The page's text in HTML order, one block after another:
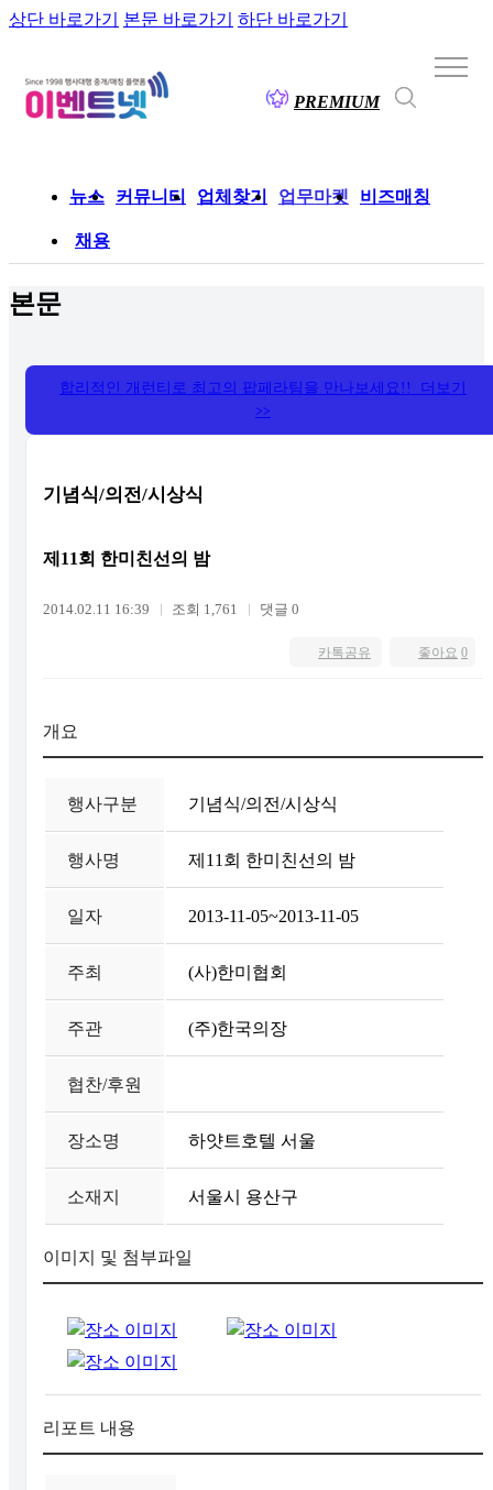
상단 바로가기 본문 바로가기 하단 바로가기
PREMIUM
뉴스 커뮤니티 업체찾기 업무마켓 비즈매칭
채용
본문
합리적인 개런티로 최고의 팝페라팀을 만나보세요!! 더보기
>>
기념식/의전/시상식
제11회 한미친선의 밤
2014.02.11 16:39 조회 1,761 댓글 0
좋아요 0
카톡공유
개요
행사구분 기념식/의전/시상식
행사명 제11회 한미친선의 밤
일자 2013-11-05~2013-11-05
주최 (사)한미협회
주관 (주)한국의장
협찬/후원
장소명 하얏트호텔 서울
소재지 서울시 용산구
이미지 및 첨부파일
리포트 내용